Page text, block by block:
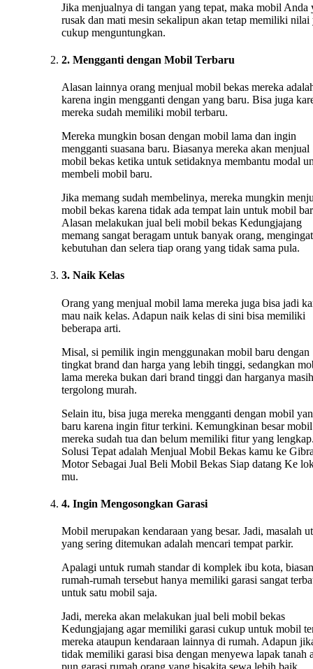
Jika menjualnya di tangan yang tepat, maka mobil Anda
rusak dan mati mesin sekalipun akan tetap memiliki nilai
cukup menguntungkan.
2. Mengganti dengan Mobil Terbaru
Alasan lainnya orang menjual mobil bekas mereka
karena ingin mengganti dengan yang baru. Bisa juga
mereka sudah memiliki mobil terbaru.
Mereka mungkin bosan dengan mobil lama dan ingin
mengganti suasana baru. Biasanya mereka akan menjual
mobil bekas ketika untuk setidaknya membantu modal
membeli mobil baru.
Jika memang sudah membelinya, mereka mungkin
mobil bekas karena tidak ada tempat lain untuk mobil
Alasan melakukan jual beli mobil bekas Kedungjajang
memang sangat beragam untuk banyak orang, mengingat
kebutuhan dan selera tiap orang yang tidak sama pula.
3. Naik Kelas
Orang yang menjual mobil lama mereka juga bisa jadi
mau naik kelas. Adapun naik kelas di sini bisa memiliki
beberapa arti.
Misal, si pemilik ingin menggunakan mobil baru dengan
tingkat brand dan harga yang lebih tinggi, sedangkan
lama mereka bukan dari brand tinggi dan harganya masih
tergolong murah.
Selain itu, bisa juga mereka mengganti dengan mobil
baru karena ingin fitur terkini. Kemungkinan besar mobil
mereka sudah tua dan belum memiliki fitur yang
Solusi Tepat adalah Menjual Mobil Bekas kamu ke
Motor Sebagai Jual Beli Mobil Bekas Siap datang Ke
mu.
4. Ingin Mengosongkan Garasi
Mobil merupakan kendaraan yang besar. Jadi, masalah
yang sering ditemukan adalah mencari tempat parkir.
Apalagi untuk rumah standar di komplek ibu kota,
rumah-rumah tersebut hanya memiliki garasi sangat
untuk satu mobil saja.
Jadi, mereka akan melakukan jual beli mobil bekas
Kedungjajang agar memiliki garasi cukup untuk mobil
mereka ataupun kendaraan lainnya di rumah. Adapun
tidak memiliki garasi bisa dengan menyewa lapak tanah